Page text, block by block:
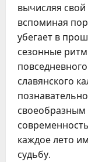
вычисляя
вспоминая
убегает в
сезонные
славянского
каждое лето
судьбу.